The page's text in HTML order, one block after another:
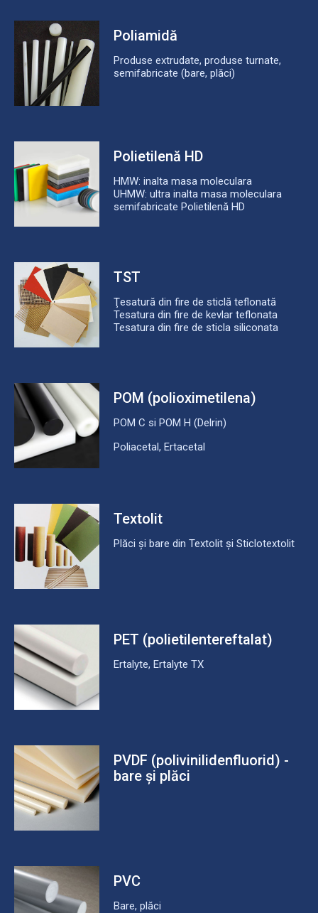
Poliamidă
Produse extrudate, produse turnate,
semifabricate (bare, plăci)
Polietilenă HD
HMW: inalta masa moleculara
UHMW: ultra inalta masa moleculara
semifabricate Polietilenă HD
TST
Ţesatură din fire de sticlă teflonată
Tesatura din fire de kevlar teflonata
Tesatura din fire de sticla siliconata
POM (polioximetilena)
POM C si POM H (Delrin)
Poliacetal, Ertacetal
Textolit
Plăci și bare din Textolit și Sticlotextolit
PET (polietilentereftalat)
Ertalyte, Ertalyte TX
PVDF (polivinilidenfluorid) -
bare și plăci
PVC
Bare, plăci